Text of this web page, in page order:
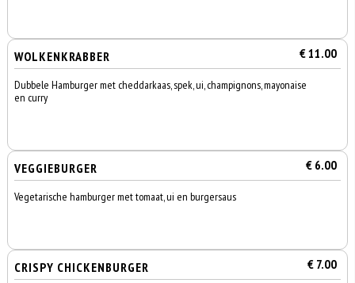
WOLKENKRABBER € 11.00
Dubbele Hamburger met cheddarkaas, spek, ui, champignons, mayonaise
en curry
VEGGIEBURGER € 6.00
Vegetarische hamburger met tomaat, ui en burgersaus
CRISPY CHICKENBURGER € 7.00